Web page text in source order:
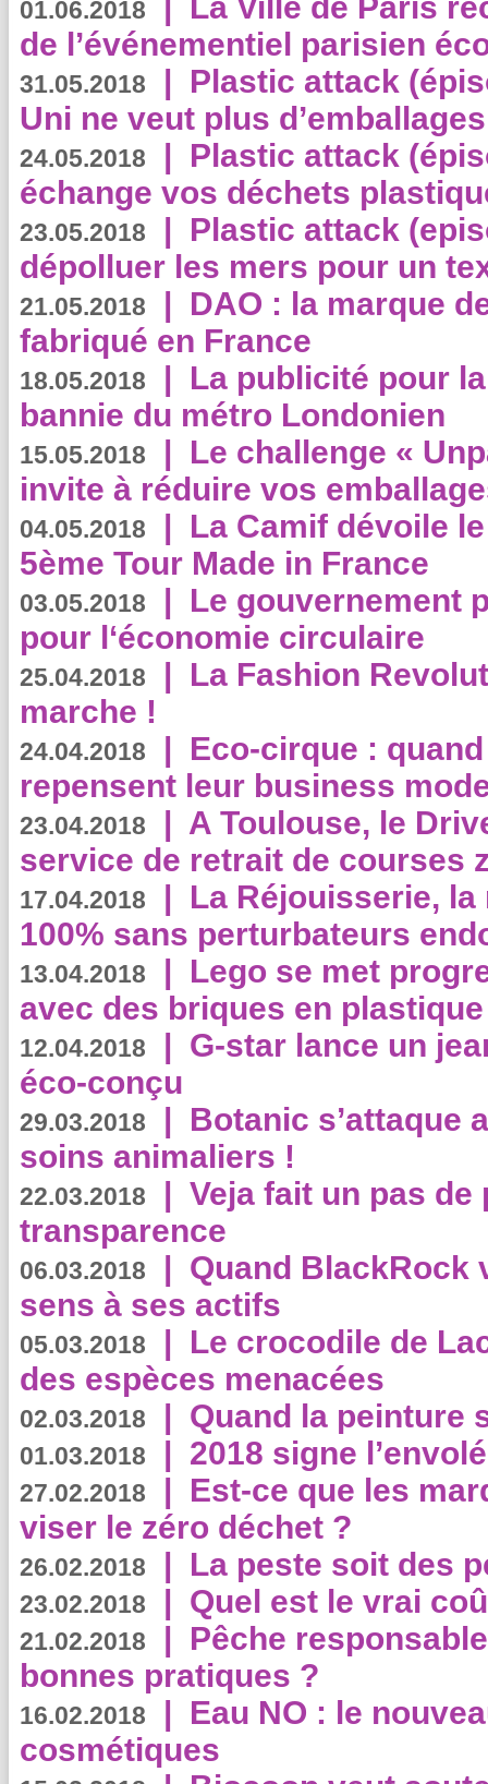
01.06.2018
de l’événementiel parisien
31.05.2018 | Plastic attack
Uni ne veut plus
24.05.2018 | Plastic attack
échange vos déchets
23.05.2018 | Plastic attack
dépolluer les mers pour un
21.05.2018 | DAO : la marque
fabriqué en France
18.05.2018 | La publicité pour
bannie du métro Londonien
15.05.2018 | Le challenge «
invite à réduire vos
04.05.2018 | La Camif dévoile
5ème Tour Made in France
03.05.2018 | Le gouvernement
pour l‘économie circulaire
25.04.2018 | La Fashion
marche !
24.04.2018 | Eco-cirque :
repensent leur business
23.04.2018 | A Toulouse, le
service de retrait de courses
17.04.2018 | La Réjouisserie,
100% sans perturbateurs
13.04.2018 | Lego se met
avec des briques en
12.04.2018 | G-star lance un
éco-conçu
29.03.2018 | Botanic s’attaque
soins animaliers !
22.03.2018 | Veja fait un pas de
transparence
06.03.2018 | Quand BlackRock
sens à ses actifs
05.03.2018 | Le crocodile de
des espèces menacées
02.03.2018 | Quand la peinture
01.03.2018 | 2018 signe
27.02.2018 | Est-ce que les
viser le zéro déchet ?
26.02.2018 | La peste soit des
23.02.2018 | Quel est le vrai
21.02.2018 | Pêche
bonnes pratiques ?
16.02.2018 | Eau NO : le
cosmétiques